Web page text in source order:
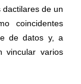
de un
coincidentes
de datos y, a
vincular varios